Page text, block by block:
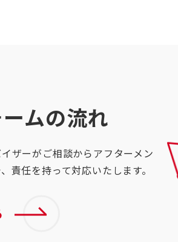
ムの流れ
ザーがご相談からアフターメン
責任を持って対応いたします。